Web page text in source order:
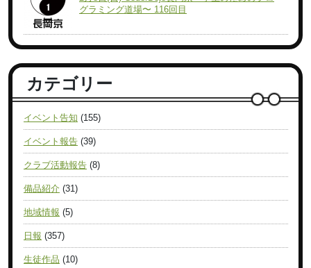
グラミング道場〜 116回目
カテゴリー
イベント告知 (155)
イベント報告 (39)
クラブ活動報告 (8)
備品紹介 (31)
地域情報 (5)
日報 (357)
生徒作品 (10)